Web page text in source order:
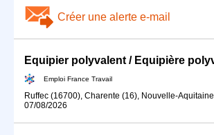
Créer une alerte e-mail
Emploi France Travail
Ruffec (16700), Charente (16), Nouvelle-Aquitaine
07/08/2026